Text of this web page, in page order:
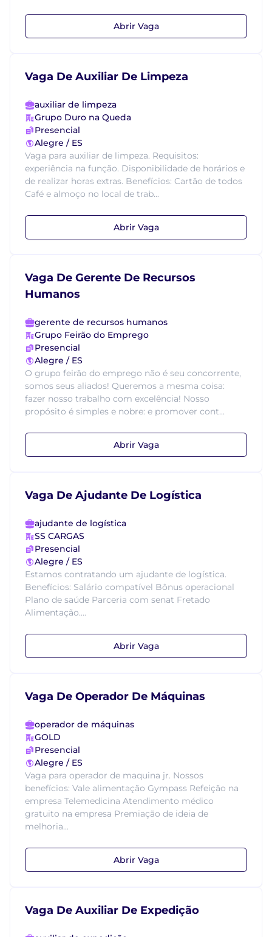
Abrir Vaga
Vaga De Auxiliar De Limpeza
auxiliar de limpeza
Grupo Duro na Queda
Presencial
Alegre / ES
Vaga para auxiliar de limpeza. Requisitos:
experiência na função. Disponibilidade de horários e
de realizar horas extras. Benefícios: Cartão de todos
Café e almoço no local de trab...
Abrir Vaga
Vaga De Gerente De Recursos
Humanos
gerente de recursos humanos
Grupo Feirão do Emprego
Presencial
Alegre / ES
O grupo feirão do emprego não é seu concorrente,
somos seus aliados! Queremos a mesma coisa:
fazer nosso trabalho com excelência! Nosso
propósito é simples e nobre: e promover cont...
Abrir Vaga
Vaga De Ajudante De Logística
ajudante de logística
SS CARGAS
Presencial
Alegre / ES
Estamos contratando um ajudante de logística.
Benefícios: Salário compatível Bônus operacional
Plano de saúde Parceria com senat Fretado
Alimentação....
Abrir Vaga
Vaga De Operador De Máquinas
operador de máquinas
GOLD
Presencial
Alegre / ES
Vaga para operador de maquina jr. Nossos
benefícios: Vale alimentação Gympass Refeição na
empresa Telemedicina Atendimento médico
gratuito na empresa Premiação de ideia de
melhoria...
Abrir Vaga
Vaga De Auxiliar De Expedição